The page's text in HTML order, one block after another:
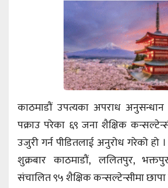
काठमाडौं उपत्यका अपराध अनुसन्धान
पक्राउ परेका ६९ जना शैक्षिक
उजुरी गर्न पीडितलाई अनुरोध गरेको हो
शुक्रबार काठमाडौं, ललितपुर,
संचालित ९५ शैक्षिक कन्सल्टेन्सीमा छापा